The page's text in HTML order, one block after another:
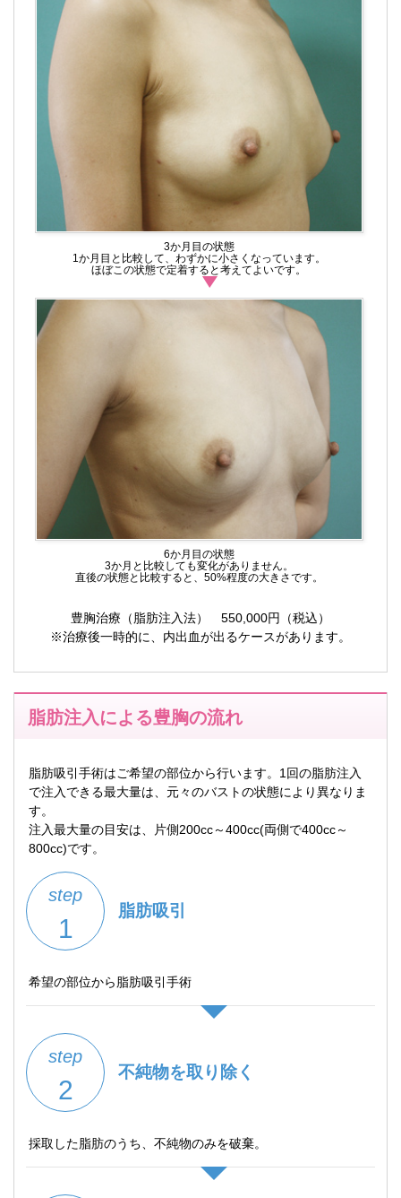
3か月目の状態
1か月目と比較して、わずかに小さくなっています。
ほぼこの状態で定着すると考えてよいです。
6か月目の状態
3か月と比較しても変化がありません。
直後の状態と比較すると、50%程度の大きさです。
豊胸治療（脂肪注入法） 550,000円（税込）
※治療後一時的に、内出血が出るケースがあります。
脂肪注入による豊胸の流れ
脂肪吸引手術はご希望の部位から行います。1回の脂肪注入
で注入できる最大量は、元々のバストの状態により異なりま
す。
注入最大量の目安は、片側200cc～400cc(両側で400cc～
800cc)です。
step
1
脂肪吸引
希望の部位から脂肪吸引手術
step
2
不純物を取り除く
採取した脂肪のうち、不純物のみを破棄。